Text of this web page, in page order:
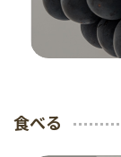
食べる